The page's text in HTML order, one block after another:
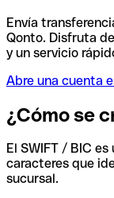
Envía
Qonto. Disfruta
y un servicio
Abre una cuenta
¿Cómo se
El SWIFT / BIC
caracteres que
sucursal.